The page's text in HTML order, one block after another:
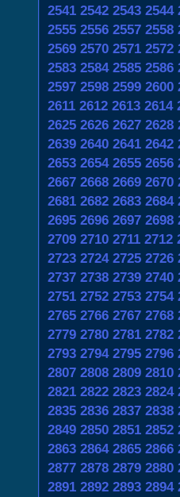
2541 2542 2543 2544
2555 2556 2557 2558
2569 2570 2571 2572
2583 2584 2585 2586
2597 2598 2599 2600
2611 2612 2613 2614
2625 2626 2627 2628
2639 2640 2641 2642
2653 2654 2655 2656
2667 2668 2669 2670
2681 2682 2683 2684
2695 2696 2697 2698
2709 2710 2711 2712
2723 2724 2725 2726
2737 2738 2739 2740
2751 2752 2753 2754
2765 2766 2767 2768
2779 2780 2781 2782
2793 2794 2795 2796
2807 2808 2809 2810
2821 2822 2823 2824
2835 2836 2837 2838
2849 2850 2851 2852
2863 2864 2865 2866
2877 2878 2879 2880
2891 2892 2893 2894